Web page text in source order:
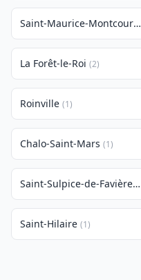
Saint-Maurice-Montcouronne
La Forêt-le-Roi (2)
Roinville (1)
Chalo-Saint-Mars (1)
Saint-Sulpice-de-Favières
Saint-Hilaire (1)